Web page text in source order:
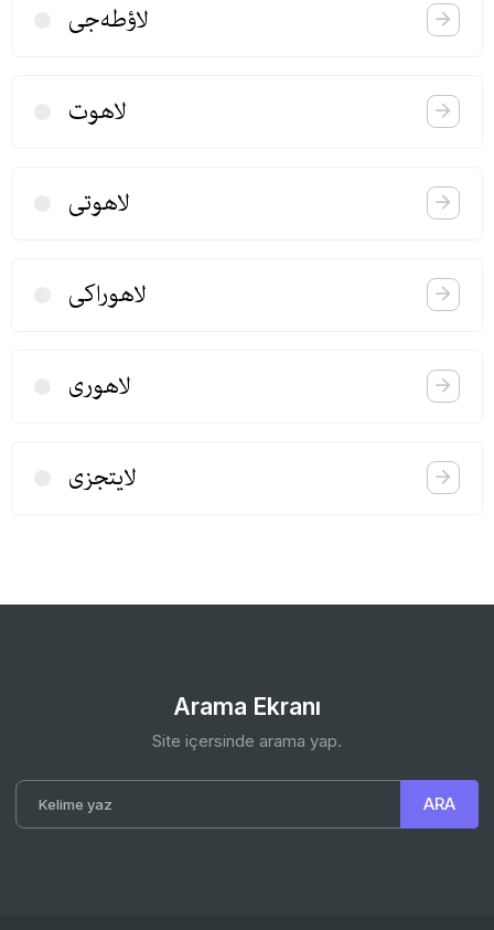
لاؤطه‌جی
لاهوت
لاهوتی
لاهوراكی
لاهوری
لایتجزی
Arama Ekranı
Site içersinde arama yap.